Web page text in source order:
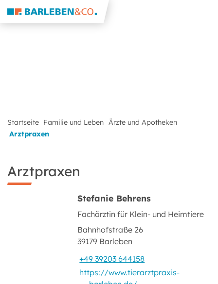
Startseite Familie und Leben Ärzte und Apotheken
Arztpraxen
Arztpraxen
Stefanie Behrens
Fachärztin für Klein- und Heimtiere
Bahnhofstraße 26
39179 Barleben
+49 39203 644158
https://www.tierarztpraxis-